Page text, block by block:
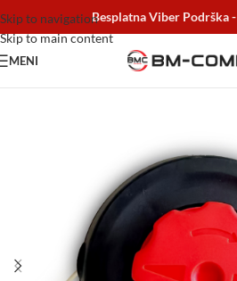
Skip to navigation
Skip to main content
Besplatna Viber Podrška -
MENI